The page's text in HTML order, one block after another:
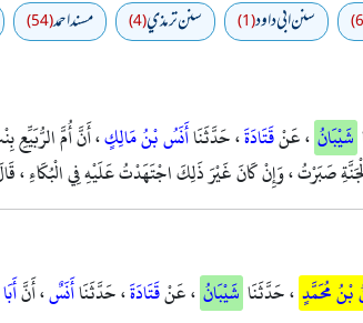
سنن ابي داود(1) سنن ترمذي(4) مسند احمد(54)
شَيْبَانُ ، عَنْقَتَادَةَ، حَدَّثَنَاأَنَسُ بْنُ مَالِكٍ، أَنَّ أُمَّ الرُّبَيِّعِ
صَبَرْتُ ، وَإِنْ كَانَ غَيْرَ ذَلِكَ اجْتَهَدْتُ عَلَيْهِ فِي الْبُكَاءِ ،
مُحَمَّدٍ ، حَدَّثَنَا شَيْبَانُ ، عَنْقَتَادَةَ، حَدَّثَنَاأَنَسٌ، أَنَّ